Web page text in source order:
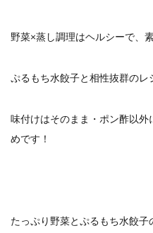
野菜×蒸し調理はヘルシーで、
ぷるもち水餃子と相性抜群のレ
味付けはそのまま・ポン酢以
めです！
たっぷり野菜とぷるもち水餃